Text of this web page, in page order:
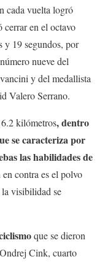
cada vuelta logró
cerrar en el octavo
y 19 segundos, por
nueve del
y del medallista
Valero Serrano.
kilómetros, dentro
se caracteriza por
las habilidades de
contra es el polvo
la visibilidad se
que se dieron
Cink, cuarto